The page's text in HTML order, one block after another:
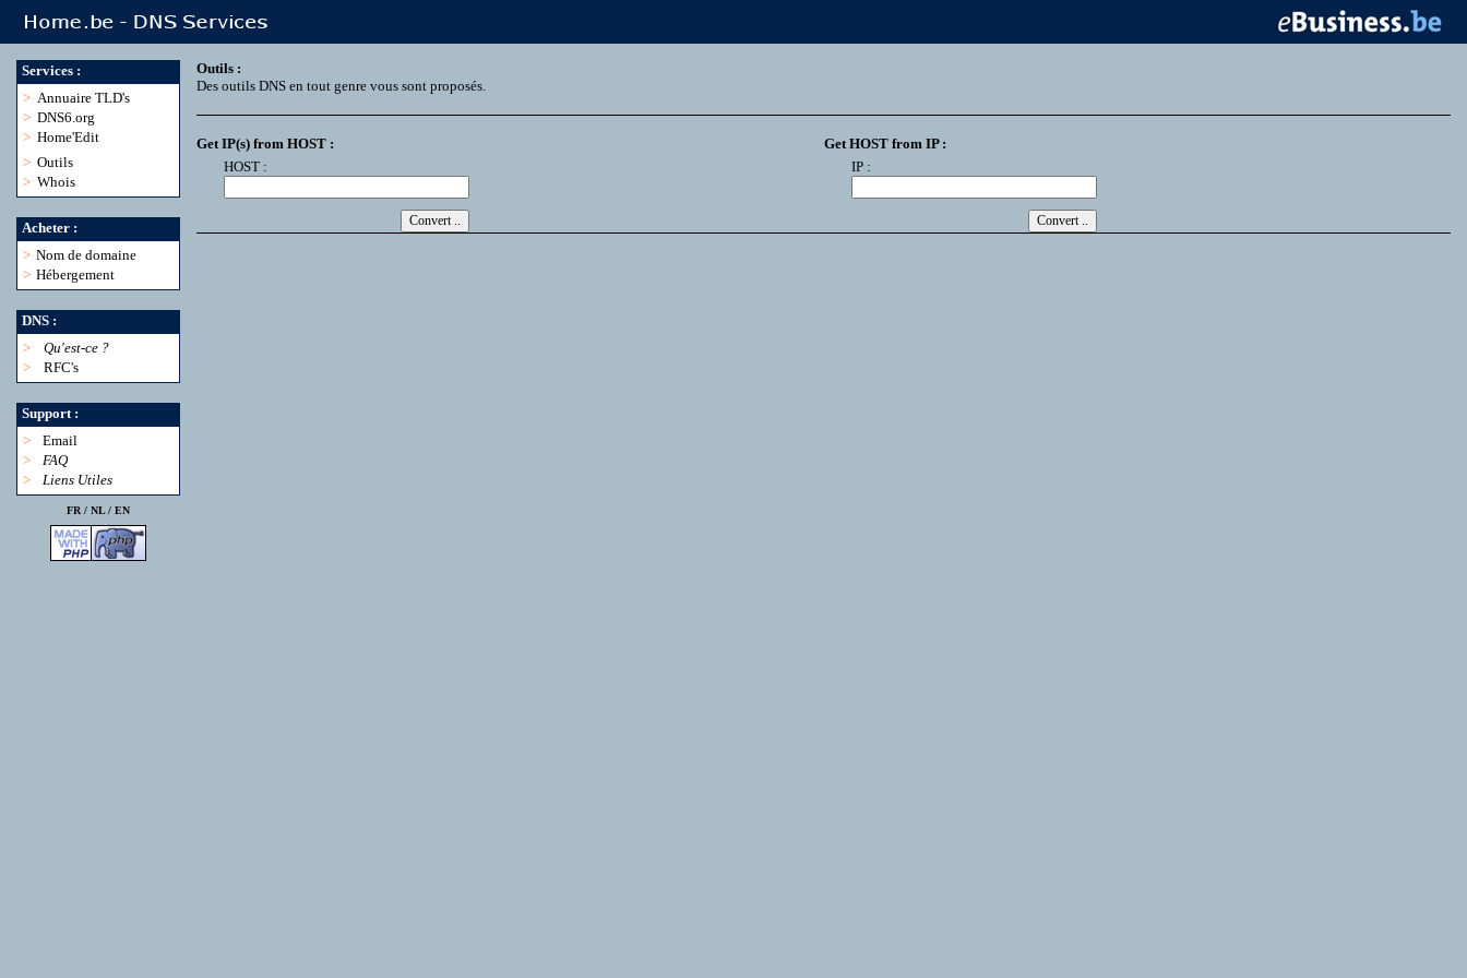
Services :
> Annuaire TLD's
> DNS6.org
> Home'Edit
> Outils
> Whois
Acheter :
> Nom de domaine
> Hébergement
DNS :
>
Qu'est-ce ?
>
RFC's
Support :
>
Email
>
FAQ
>
Liens Utiles
FR / NL/ EN
Outils :
Des outils DNS en tout genre vous sont proposés.
Get IP(s) from HOST :
HOST :
Get HOST from IP :
IP :